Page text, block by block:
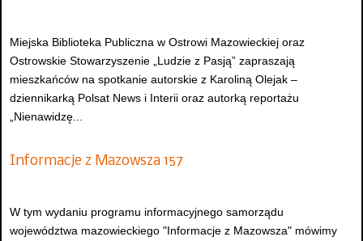
Miejska Biblioteka Publiczna w Ostrowi Mazowieckiej oraz
Ostrowskie Stowarzyszenie „Ludzie z Pasją” zapraszają
mieszkańców na spotkanie autorskie z Karoliną Olejak –
dziennikarką Polsat News i Interii oraz autorką reportażu
„Nienawidzę...
Informacje z Mazowsza 157
W tym wydaniu programu informacyjnego samorządu
województwa mazowieckiego "Informacje z Mazowsza" mówimy